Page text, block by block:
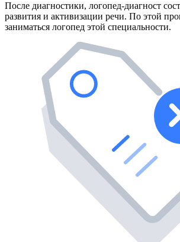
После диагностики, логопед-диагност
развития и активизации речи. По этой
заниматься логопед этой специальности.